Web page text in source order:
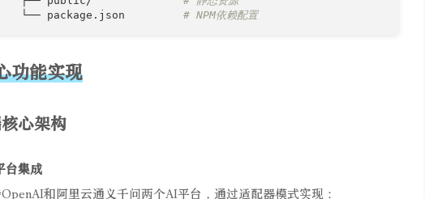
└── package.json
# NPM依赖配置
功能实现
心架构
台集成
和阿里云通义千问两个AI平台，通过适配器模式实现：